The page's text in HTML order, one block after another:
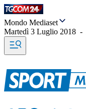
Mondo Mediaset
Martedì 3 Luglio 2018 -